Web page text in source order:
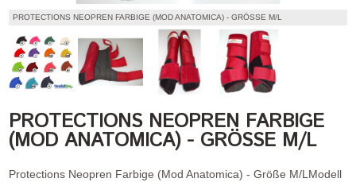
PROTECTIONS NEOPREN FARBIGE (MOD ANATOMICA) - GRÖSSE M/L
PROTECTIONS NEOPREN FARBIGE
(MOD ANATOMICA) - GRÖSSE M/L
Protections Neopren Farbige (Mod Anatomica) - Größe M/LModell